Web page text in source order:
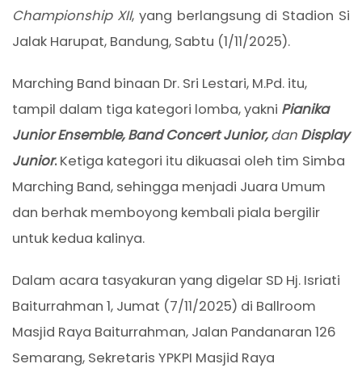
Championship XII, yang berlangsung di Stadion Si
Jalak Harupat, Bandung, Sabtu (1/11/2025).
Marching Band binaan Dr. Sri Lestari, M.Pd. itu,
tampil dalam tiga kategori lomba, yakni Pianika
Junior Ensemble,Band Concert Junior,dan Display
Junior.Ketiga kategori itu dikuasai oleh tim Simba
Marching Band, sehingga menjadi Juara Umum
dan berhak memboyong kembali piala bergilir
untuk kedua kalinya.
Dalam acara tasyakuran yang digelar SD Hj. Isriati
Baiturrahman 1, Jumat (7/11/2025) di Ballroom
Masjid Raya Baiturrahman, Jalan Pandanaran 126
Semarang, Sekretaris YPKPI Masjid Raya